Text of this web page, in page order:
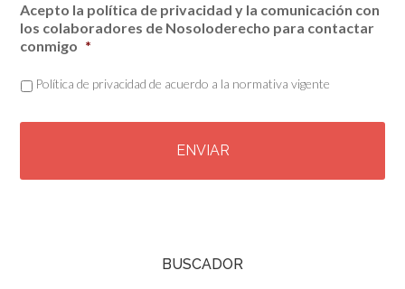
Acepto la política de privacidad y la comunicación con
los colaboradores de Nosoloderecho para contactar
conmigo *
Política de privacidad de acuerdo a la normativa vigente
BUSCADOR